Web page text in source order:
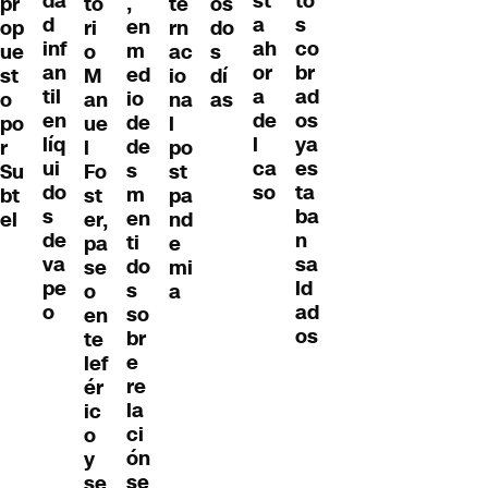
op
ue
st
o
po
r
Su
bt
el
d
inf
an
til
en
líq
ui
do
s
de
va
pe
o
ri
o
M
an
ue
l
Fo
st
er,
pa
se
o
en
te
lef
ér
ic
o
y
en
m
ed
io
de
de
s
m
en
ti
do
s
so
br
e
re
la
ci
ón
se
rn
ac
io
na
l
po
st
pa
nd
e
mi
a
do
s
dí
as
a
ah
or
a
de
l
ca
so
s
co
br
ad
os
ya
es
ta
ba
n
sa
ld
ad
os